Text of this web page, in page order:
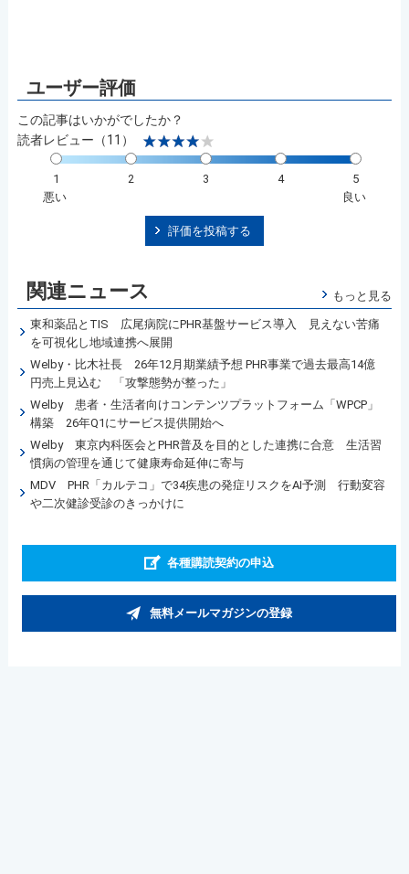
この記事はいかがでしたか？
読者レビュー（11）
1 2 3 4
5
悪い
良い
評価を投稿する
関連ニュース もっと見る
東和薬品とTIS 広尾病院にPHR基盤サービス導入 見えない苦痛
を可視化し地域連携へ展開
Welby・比木社長 26年12月期業績予想 PHR事業で過去最高14億
円売上見込む 「攻撃態勢が整った」
Welby 患者・生活者向けコンテンツプラットフォーム「WPCP」
構築 26年Q1にサービス提供開始へ
Welby 東京内科医会とPHR普及を目的とした連携に合意 生活習
慣病の管理を通じて健康寿命延伸に寄与
MDV PHR「カルテコ」で34疾患の発症リスクをAI予測 行動変容
や二次健診受診のきっかけに
各種購読契約の申込
無料メールマガジンの登録